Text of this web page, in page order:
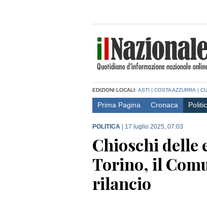
EDIZIONI LOCALI: ASTI | COSTA AZZURRA |
Prima Pagina Cronaca
POLITICA 17 luglio 2025, 07:03
Chioschi delle
Torino, il
rilancio